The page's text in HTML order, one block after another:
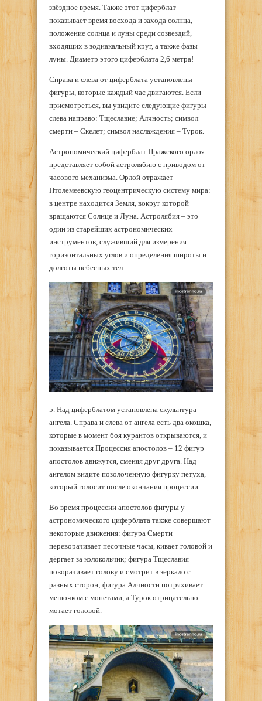
звёздное время. Также этот циферблат
показывает время восхода и захода солнца,
положение солнца и луны среди созвездий,
входящих в зодиакальный круг, а также фазы
луны. Диаметр этого циферблата 2,6 метра!
Справа и слева от циферблата установлены
фигуры, которые каждый час двигаются. Если
присмотреться, вы увидите следующие фигуры
слева направо: Тщеславие; Алчность; символ
смерти – Скелет; символ наслаждения – Турок.
Астрономический циферблат Пражского орлоя
представляет собой астролябию с приводом от
часового механизма. Орлой отражает
Птолемеевскую геоцентрическую систему мира:
в центре находится Земля, вокруг которой
вращаются Солнце и Луна. Астролябия – это
один из старейших астрономических
инструментов, служивший для измерения
горизонтальных углов и определения широты и
долготы небесных тел.
5. Над циферблатом установлена скульптура
ангела. Справа и слева от ангела есть два окошка,
которые в момент боя курантов открываются, и
показывается Процессия апостолов – 12 фигур
апостолов движутся, сменяя друг друга. Над
ангелом видите позолоченную фигурку петуха,
который голосит после окончания процессии.
Во время процессии апостолов фигуры у
астрономического циферблата также совершают
некоторые движения: фигура Смерти
переворачивает песочные часы, кивает головой и
дёргает за колокольчик; фигура Тщеславия
поворачивает голову и смотрит в зеркало с
разных сторон; фигура Алчности потряхивает
мешочком с монетами, а Турок отрицательно
мотает головой.